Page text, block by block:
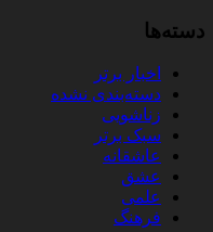
دسته‌ها
اخبار برتر
دسته‌بندی نشده
زناشویی
سبک برتر
عاشقانه
عشق
علمی
فرهنگ